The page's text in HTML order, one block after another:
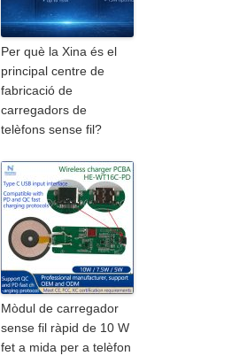
Per què la Xina és el
principal centre de
fabricació de
carregadors de
telèfons sense fil?
Mòdul de carregador
sense fil ràpid de 10 W
fet a mida per a telèfon